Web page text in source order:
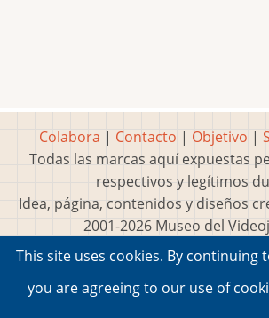
Colabora | Contacto | Objetivo |
Todas las marcas aquí expuestas
respectivos y legítimos
Idea, página, contenidos y diseños
2001-2026 Museo del
This site uses cookies. By continuing
you are agreeing to our use of